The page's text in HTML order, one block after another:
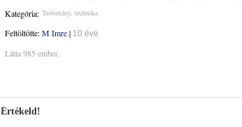
Kategória: Tudomány, technika
Feltöltötte:M Imre| 10 éve
Látta 985 ember.
Értékeld!